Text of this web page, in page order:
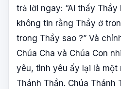
trả lời ngay: “Ai thấy Thầy
không tin rằng Thầy ở
trong Thầy sao ?” Và
Chúa Cha và Chúa Con
yêu, tình yêu ấy lại là một
Thánh Thần. Chúa Thánh